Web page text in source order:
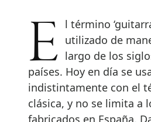
El término ‘guitarra española’ se ha utilizado de
largo de los
países. Hoy en día se
indistintamente con el
clásica, y no se limita a
fabricados en España.